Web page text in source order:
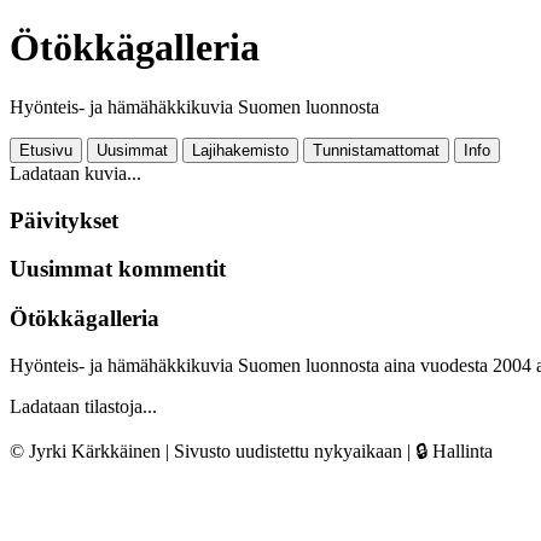
Ötökkägalleria
Hyönteis- ja hämähäkkikuvia Suomen luonnosta
Etusivu Uusimmat Lajihakemisto Tunnistamattomat Info
Ladataan kuvia...
Päivitykset
Uusimmat kommentit
Ötökkägalleria
Hyönteis- ja hämähäkkikuvia Suomen luonnosta aina vuodesta 2004
Ladataan tilastoja...
© Jyrki Kärkkäinen | Sivusto uudistettu nykyaikaan | 🔒 Hallinta